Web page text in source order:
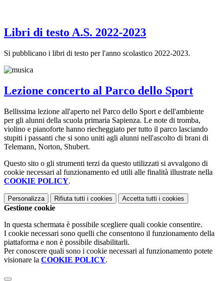
Libri di testo A.S. 2022-2023
Si pubblicano i libri di testo per l'anno scolastico 2022-2023.
Lezione concerto al Parco dello Sport
Bellissima lezione all'aperto nel Parco dello Sport e dell'ambiente
per gli alunni della scuola primaria Sapienza. Le note di tromba,
violino e pianoforte hanno riecheggiato per tutto il parco lasciando
stupiti i passanti che si sono uniti agli alunni nell'ascolto di brani di
Telemann, Norton, Shubert.
Questo sito o gli strumenti terzi da questo utilizzati si avvalgono di
cookie necessari al funzionamento ed utili alle finalità illustrate nella
COOKIE POLICY.
Personalizza Rifiuta tutti i cookies Accetta tutti i cookies
Gestione cookie
In questa schermata è possibile scegliere quali cookie consentire.
I cookie necessari sono quelli che consentono il funzionamento della
piattaforma e non è possibile disabilitarli.
Per conoscere quali sono i cookie necessari al funzionamento potete
visionare la COOKIE POLICY.